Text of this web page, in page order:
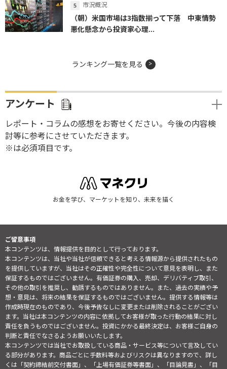
市況概況
（朝）米国市場は3指数揃って下落 中東情勢
悪化懸念から投資家心理...
ランキング一覧を見る
アンケート
レポート・コラムの感想をお寄せください。今後の内容検
討等に参考にさせていただきます。
※は必須項目です。
お金を学び、マーケットを知り、未来を描く
ご留意事項
本コンテンツは、情報提供を目的として行っております。
本コンテンツは、当社や当社が信頼できると考える情報源から提供されたもの
を提供していますが、当社はその正確性や完全性について意見を表明し、また
保証するものではございません。有価証券の購入、売却、デリバティブ取引、
その他の取引を推奨し、勧誘するものではありません。また、過去の実績や予
想・意見は、将来の結果を保証するものではございません。提供する情報等は
作成時現在のものであり、今後予告なしに変更または削除されることがござい
ます。当社は本コンテンツの内容に依拠してお客様が取った行動の結果に対し
責任を負うものではございません。投資にかかる最終決定は、お客様ご自身の
判断と責任でなさるようお願いいたします。
本コンテンツでは当社でお取扱している商品・サービス等について言及してい
る部分があります。商品ごとに手数料等およびリスクは異なりますので、詳し
くは「契約締結前交付書面」、「上場有価証券等書面」、「目論見書」、「目